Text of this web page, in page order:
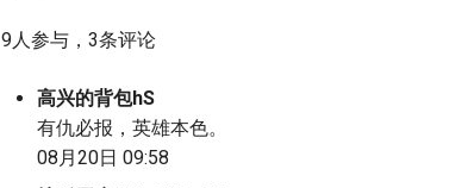
9人参与，3条评论
高兴的背包hS
有仇必报，英雄本色。
08月20日 09:58